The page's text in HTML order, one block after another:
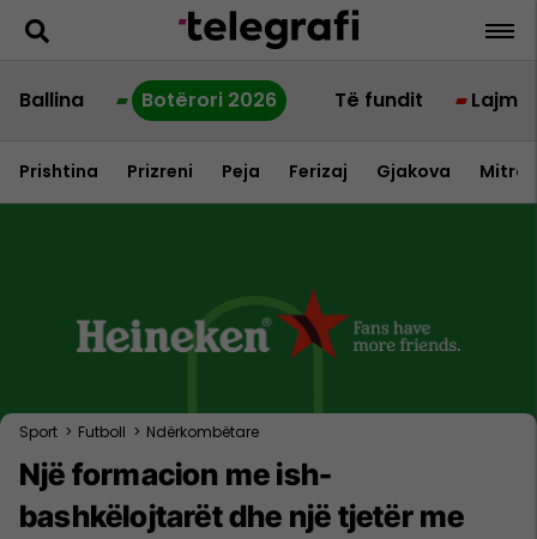
Ballina Botërori 2026 Të fundit Lajme
Prishtina Prizreni Peja Ferizaj Gjakova
Sport > Futboll > Ndërkombëtare
Një formacion me ish-
bashkëlojtarët dhe një tjetër me